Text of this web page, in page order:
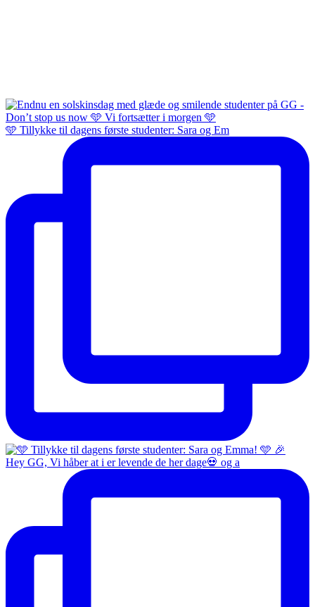
🩵 Tillykke til dagens første studenter: Sara og Em
Hey GG, Vi håber at i er levende de her dage💀 og a